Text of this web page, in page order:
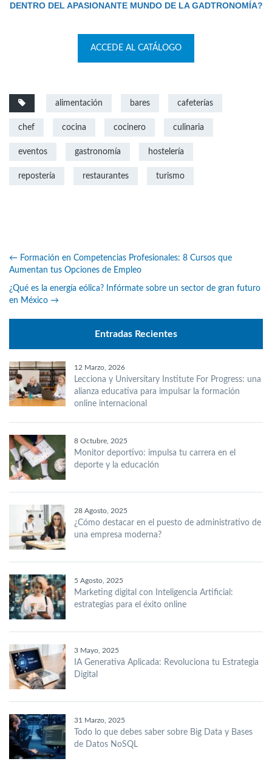
DENTRO DEL APASIONANTE MUNDO DE LA GADTRONOMÍA?
ACCEDE AL CATÁLOGO
alimentación bares cafeterías
chef cocina cocinero culinaria
eventos gastronomía hostelería
repostería restaurantes turismo
← Formación en Competencias Profesionales: 8 Cursos que
Aumentan tus Opciones de Empleo
¿Qué es la energía eólica? Infórmate sobre un sector de gran futuro
en México →
Entradas Recientes
12 Marzo, 2026
Lecciona y Universitary Institute For Progress: una
alianza educativa para impulsar la formación
online internacional
8 Octubre, 2025
Monitor deportivo: impulsa tu carrera en el
deporte y la educación
28 Agosto, 2025
¿Cómo destacar en el puesto de administrativo de
una empresa moderna?
5 Agosto, 2025
Marketing digital con Inteligencia Artificial:
estrategias para el éxito online
3 Mayo, 2025
IA Generativa Aplicada: Revoluciona tu Estrategia
Digital
31 Marzo, 2025
Todo lo que debes saber sobre Big Data y Bases
de Datos NoSQL